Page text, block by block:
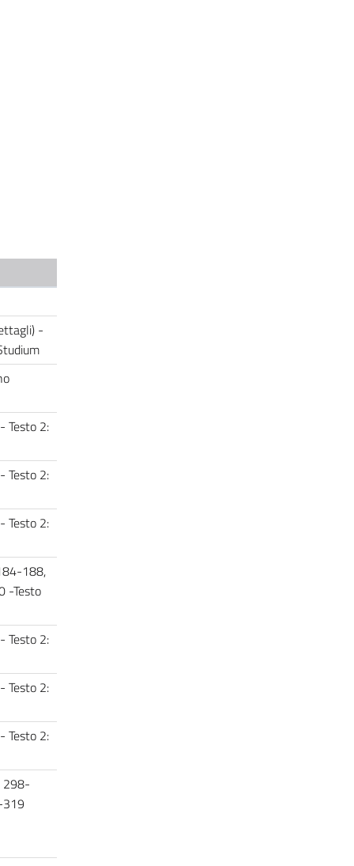
-
Testo 2:
Testo 2:
Testo 2:
188,
-Testo
Testo 2:
Testo 2:
Testo 2:
298-
319